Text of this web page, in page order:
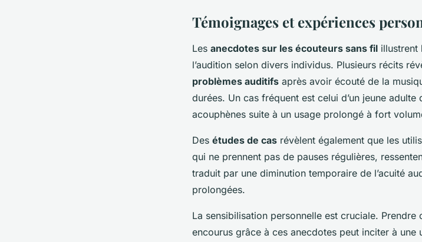
Témoignages et expériences
Les anecdotes sur les écouteurs sans fil illustrent
l’audition selon divers individus. Plusieurs récits
problèmes auditifs après avoir écouté de la
durées. Un cas fréquent est celui d’un jeune
acouphènes suite à un usage prolongé à fort
Des études de cas révèlent également que les
qui ne prennent pas de pauses régulières,
traduit par une diminution temporaire de l’acuité
prolongées.
La sensibilisation personnelle est cruciale.
encourus grâce à ces anecdotes peut inciter à une